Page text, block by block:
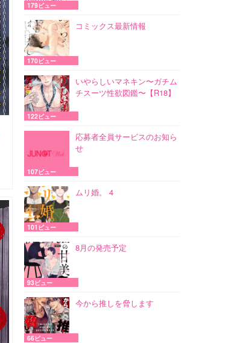
179ビュー
コミックス最新情報
170ビュー
いやらしいマネキン〜ガチム
チスーツ性欲図鑑〜【R18】
122ビュー
応募者全員サービスのお知ら
せ
107ビュー
ムリ婚。 4
101ビュー
8月の発売予定
93ビュー
今から推しを脅します
66ビュー